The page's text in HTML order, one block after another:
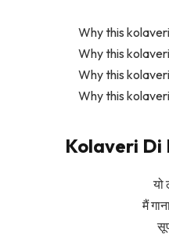
Why this
Why this
Why this
Why this
Kolaveri Di
यो
मैं